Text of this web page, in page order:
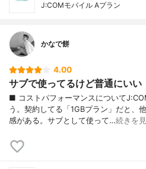
J:COMモバイル Aプラン
かなで餅
4.00
サブで使ってるけど普通にいい
■ コストパフォーマンスについて
う。契約してる「1GBプラン」だと、
感がある。サブとして使って…続きを